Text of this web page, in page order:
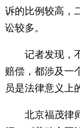
诉的比例较高，
讼较多。
记者发现，不
赔偿，都涉及一
员是法律意义上
北京福茂律师